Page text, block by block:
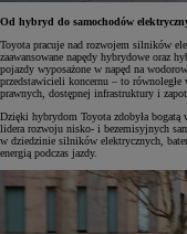
Od hybryd do samochodów
Toyota pracuje nad rozwojem silników
zaawansowane napędy hybrydowe oraz
pojazdy wyposażone w napęd na
przedstawicieli koncernu – to
prawnych, dostępnej infrastruktury i
Dzięki hybrydom Toyota zdobyła bogatą
lidera rozwoju nisko- i bezemisyjnych
w dziedzinie silników elektrycznych,
energią podczas jazdy.